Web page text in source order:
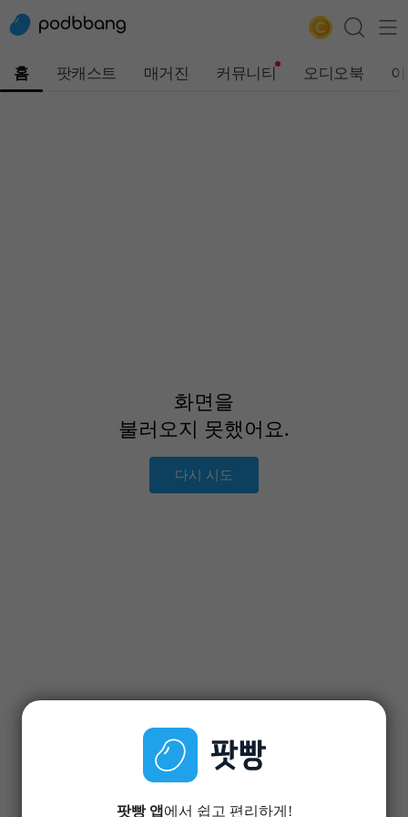
홈 팟캐스트 매거진 커뮤니티 오디오북
화면을
불러오지 못했어요.
다시 시도
팟빵 앱 에서 쉽고 편리하게!